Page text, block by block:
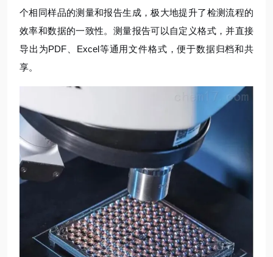
个相同样品的测量和报告生成，极大地提升了检测流程的
效率和数据的一致性。测量报告可以自定义格式，并直接
导出为PDF、Excel等通用文件格式，便于数据归档和共
享。